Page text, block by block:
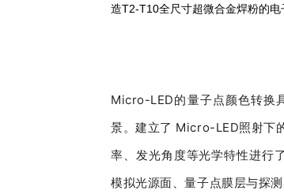
造T2-T10全尺寸超微合金焊粉的电
Micro-LED的量子点颜色转换
景。建立了 Micro-LED照射下
率、发光角度等光学特性进行
模拟光源面、量子点膜层与探